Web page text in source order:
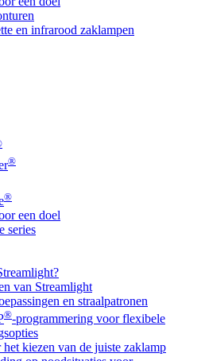
en infrarood zaklampen
®
®
een doel
series
van Streamlight
en straalpatronen
®-programmering voor flexibele
kiezen van de juiste zaklamp